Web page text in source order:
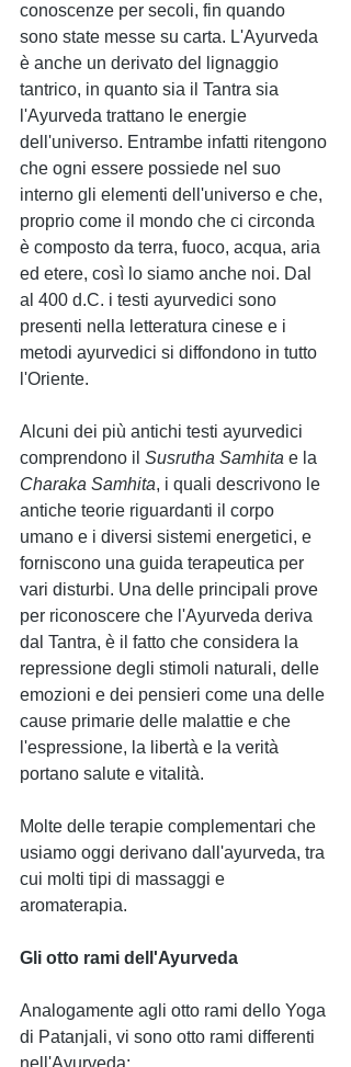
conoscenze per secoli, fin quando
sono state messe su carta. L'Ayurveda
è anche un derivato del lignaggio
tantrico, in quanto sia il Tantra sia
l'Ayurveda trattano le energie
dell'universo. Entrambe infatti ritengono
che ogni essere possiede nel suo
interno gli elementi dell'universo e che,
proprio come il mondo che ci circonda
è composto da terra, fuoco, acqua, aria
ed etere, così lo siamo anche noi. Dal
al 400 d.C. i testi ayurvedici sono
presenti nella letteratura cinese e i
metodi ayurvedici si diffondono in tutto
l'Oriente.
Alcuni dei più antichi testi ayurvedici
comprendono il Susrutha Samhita e la
Charaka Samhita, i quali descrivono le
antiche teorie riguardanti il corpo
umano e i diversi sistemi energetici, e
forniscono una guida terapeutica per
vari disturbi. Una delle principali prove
per riconoscere che l'Ayurveda deriva
dal Tantra, è il fatto che considera la
repressione degli stimoli naturali, delle
emozioni e dei pensieri come una delle
cause primarie delle malattie e che
l'espressione, la libertà e la verità
portano salute e vitalità.
Molte delle terapie complementari che
usiamo oggi derivano ​​dall'ayurveda, tra
cui molti tipi di massaggi e
aromaterapia.
Gli otto rami dell'Ayurveda
Analogamente agli otto rami dello Yoga
di Patanjali, vi sono otto rami differenti
nell'Ayurveda: